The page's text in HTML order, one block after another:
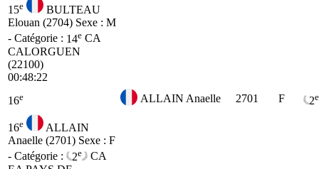
15e
BULTEAU
Elouan (2704) Sexe : M
- Catégorie : 14e CA
CALORGUEN
(22100)
00:48:22
16e ALLAIN Anaelle 2701 F 2e
16e
ALLAIN
Anaelle (2701) Sexe : F
- Catégorie :
2e
CA